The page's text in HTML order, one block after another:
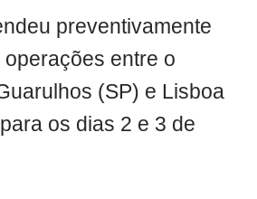
preventivamente
entre o
(SP) e Lisboa
os dias 2 e 3 de